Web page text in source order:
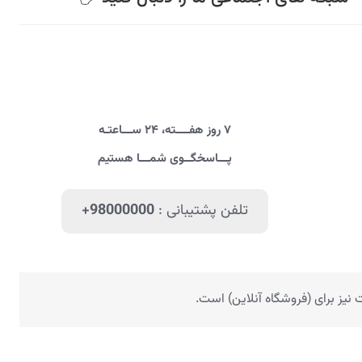
۷ روز هفــــته، ۲۴ ســـاعتـه
پـــاسخگــوی شمـــا هستیم
تلفن پشتیبانی : +98000000
برای (فروشگاه آنلاین) است.